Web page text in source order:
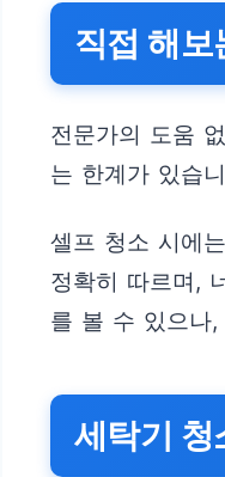
직접 해
전문가의 도움
는 한계가 있습
셀프 청소 시에
정확히 따르며,
를 볼 수 있으나
세탁기 청